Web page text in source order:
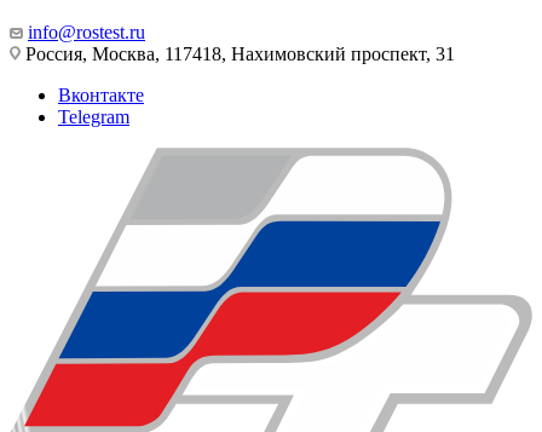
info@rostest.ru
Россия, Москва, 117418, Нахимовский проспект, 31
Вконтакте
Telegram